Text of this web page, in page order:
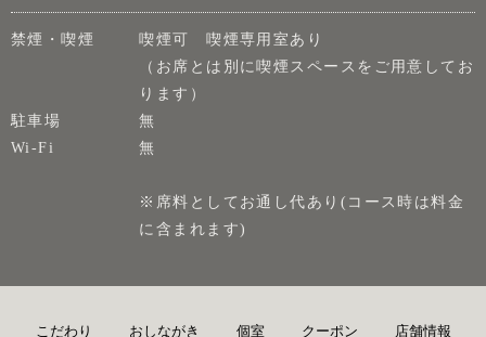
禁煙・喫煙
喫煙可 喫煙専用室あり
（お席とは別に喫煙スペースをご用意してお
ります）
駐車場
無
Wi-Fi
無
※席料としてお通し代あり(コース時は料金
に含まれます)
こだわり おしながき 個室 クーポン 店舗情報